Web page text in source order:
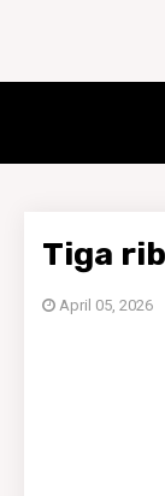
Tiga
April 05, 2026